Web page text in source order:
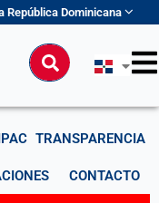
República Dominicana
Buscar
TRANSPARENCIA
CONTACTO